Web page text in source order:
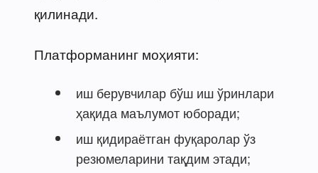
қилинади.
Платформанинг моҳияти:
иш берувчилар бўш иш ўринлари
ҳақида маълумот юборади;
иш қидираётган фуқаролар ўз
резюмеларини тақдим этади;